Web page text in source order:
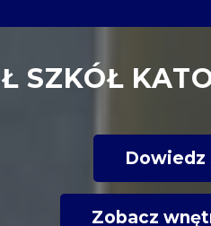
Zobacz
SZKÓŁ
Dowiedz